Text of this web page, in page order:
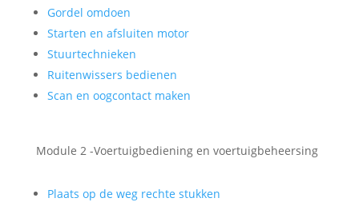
Gordel omdoen
Starten en afsluiten motor
Stuurtechnieken
Ruitenwissers bedienen
Scan en oogcontact maken
Module 2 -Voertuigbediening en voertuigbeheersing
Plaats op de weg rechte stukken